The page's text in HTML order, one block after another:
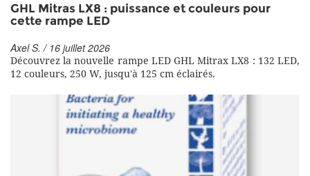
GHL Mitras LX8 : puissance et couleurs pour
cette rampe LED
Axel S. / 16 juillet 2026
Découvrez la nouvelle rampe LED GHL Mitrax LX8 : 132 LED,
12 couleurs, 250 W, jusqu'à 125 cm éclairés.